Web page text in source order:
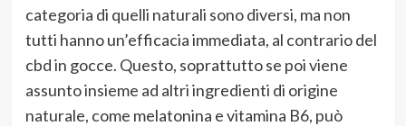
categoria di quelli naturali sono diversi, ma non
tutti hanno un’efficacia immediata, al contrario del
cbd in gocce. Questo, soprattutto se poi viene
assunto insieme ad altri ingredienti di origine
naturale, come melatonina e vitamina B6, può